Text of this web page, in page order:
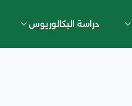
دراسة البكالوريوس